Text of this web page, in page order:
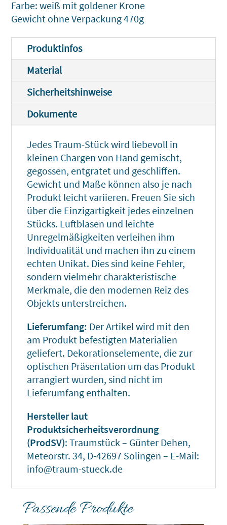
Farbe: weiß mit goldener Krone
Gewicht ohne Verpackung 470g
Produktinfos
Material
Sicherheitshinweise
Dokumente
Jedes Traum-Stück wird liebevoll in
kleinen Chargen von Hand gemischt,
gegossen, entgratet und geschliffen.
Gewicht und Maße können also je nach
Produkt leicht variieren. Freuen Sie sich
über die Einzigartigkeit jedes einzelnen
Stücks. Luftblasen und leichte
Unregelmäßigkeiten verleihen ihm
Individualität und machen ihn zu einem
echten Unikat. Dies sind keine Fehler,
sondern vielmehr charakteristische
Merkmale, die den modernen Reiz des
Objekts unterstreichen.
Lieferumfang: Der Artikel wird mit den
am Produkt befestigten Materialien
geliefert. Dekorationselemente, die zur
optischen Präsentation um das Produkt
arrangiert wurden, sind nicht im
Lieferumfang enthalten.
Hersteller laut
Produktsicherheitsverordnung
(ProdSV): Traumstück – Günter Dehen,
Meteorstr. 34, D-42697 Solingen – E-Mail:
info@traum-stueck.de
Passende Produkte